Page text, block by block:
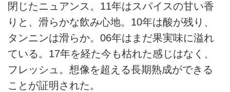
閉じたニュアンス。11年はスパイスの甘い香
りと、滑らかな飲み心地。10年は酸が残り、
タンニンは滑らか。06年はまだ果実味に溢れ
ている。17年を経た今も枯れた感じはなく、
フレッシュ。想像を超える長期熟成ができる
ことが証明された。